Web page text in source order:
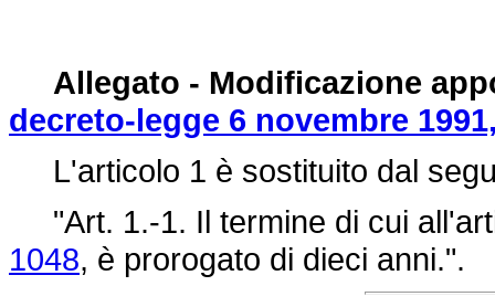
Allegato - Modificazione
decreto-legge 6 novembre
L'articolo 1 è sostituito dal
"Art. 1.-1. Il termine di cui
1048, è prorogato di dieci anni.".